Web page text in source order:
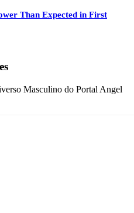
Than Expected in First
Masculino do Portal Angel